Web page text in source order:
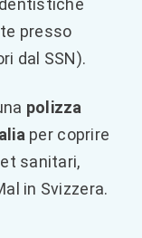
presso
dal SSN).
polizza
per coprire
sanitari,
in Svizzera.